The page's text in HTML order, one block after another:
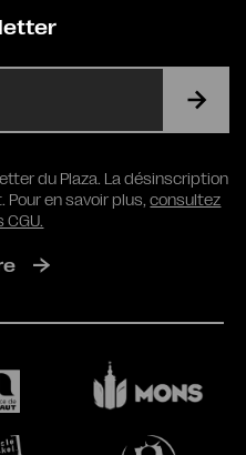
du Plaza. La désinscription
en savoir plus,consultez
CGU.